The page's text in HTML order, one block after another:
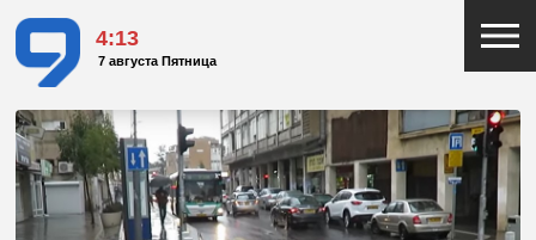
4:13
7 августа Пятница